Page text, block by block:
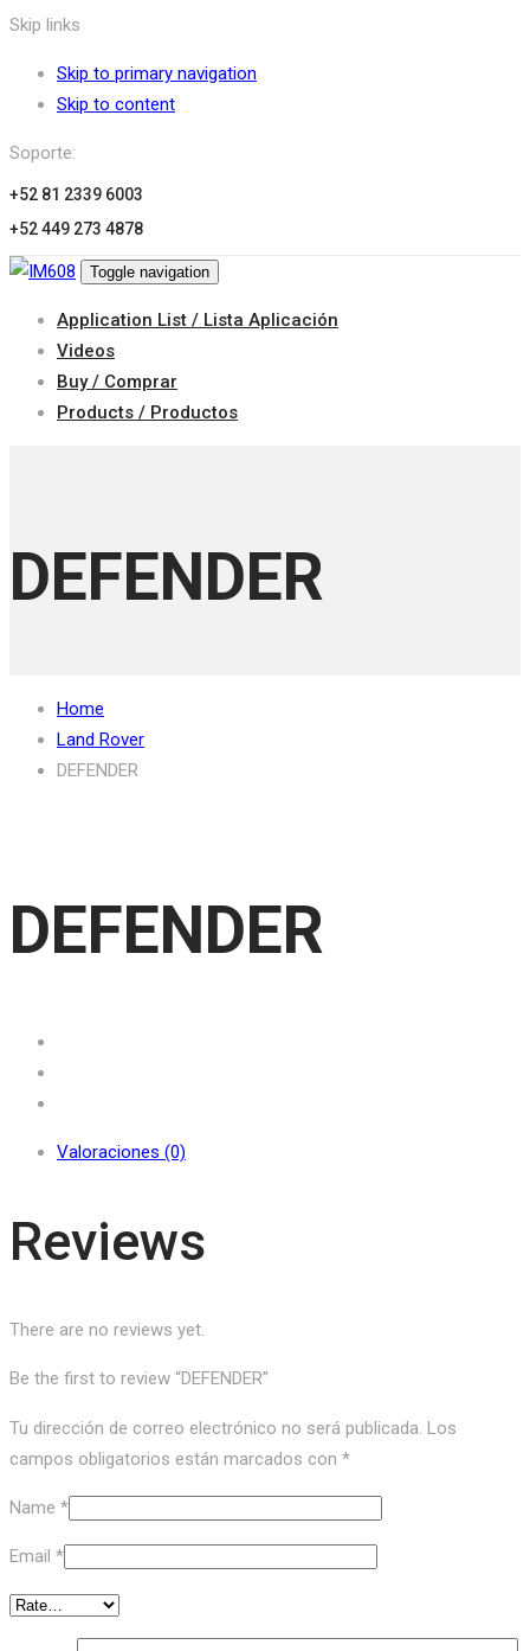
Skip links
Skip to primary navigation
Skip to content
Soporte:
+52 81 2339 6003
+52 449 273 4878
Toggle navigation
Application List / Lista Aplicación
Videos
Buy / Comprar
Products / Productos
DEFENDER
Home
Land Rover
DEFENDER
DEFENDER
Valoraciones (0)
Reviews
There are no reviews yet.
Be the first to review “DEFENDER”
Tu dirección de correo electrónico no será publicada. Los
campos obligatorios están marcados con *
Name *
Email *